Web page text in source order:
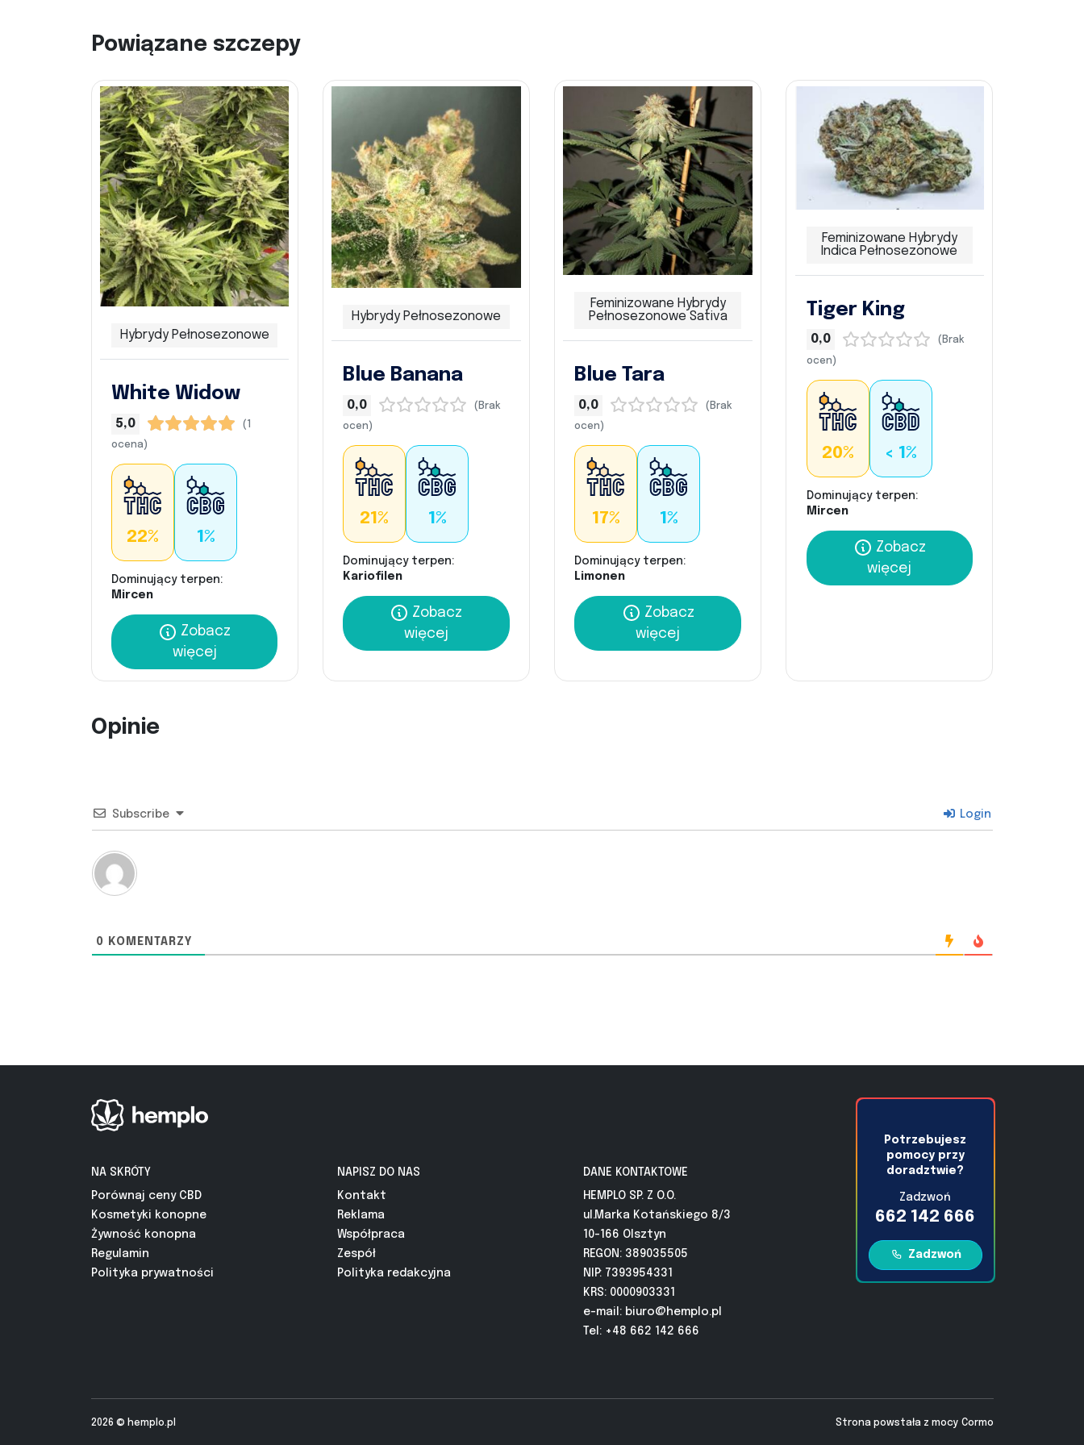
Powiązane szczepy
Hybrydy Pełnosezonowe
White Widow
5,0
(1
ocena)
22% 1%
Dominujący terpen:
Mircen
Zobacz
więcej
Hybrydy Pełnosezonowe
Blue Banana
0,0
(Brak
ocen)
21% 1%
Dominujący terpen:
Kariofilen
Zobacz
więcej
Feminizowane Hybrydy
Pełnosezonowe Sativa
Blue Tara
0,0
(Brak
ocen)
17% 1%
Dominujący terpen:
Limonen
Zobacz
więcej
Feminizowane Hybrydy
Indica Pełnosezonowe
Tiger King
0,0
(Brak
ocen)
20% < 1%
Dominujący terpen:
Mircen
Zobacz
więcej
Opinie
Subscribe Login
0 KOMENTARZY
NA SKRÓTY
Porównaj ceny CBD
Kosmetyki konopne
Żywność konopna
Regulamin
Polityka prywatności
NAPISZ DO NAS
Kontakt
Reklama
Współpraca
Zespół
Polityka redakcyjna
DANE KONTAKTOWE
HEMPLO SP. Z O.O.
ul.Marka Kotańskiego 8/3
10-166 Olsztyn
REGON: 389035505
NIP: 7393954331
KRS: 0000903331
e-mail: biuro@hemplo.pl
Tel: +48 662 142 666
Potrzebujesz
pomocy przy
doradztwie?
Zadzwoń
662 142 666
Zadzwoń
2026 © hemplo.pl Strona powstała z mocy Cormo